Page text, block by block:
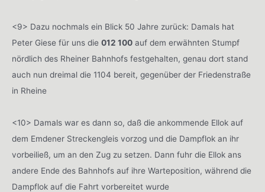
<9> Dazu nochmals ein Blick 50 Jahre zurück: Damals hat
Peter Giese für uns die 012 100 auf dem erwähnten Stumpf
nördlich des Rheiner Bahnhofs festgehalten, genau dort stand
auch nun dreimal die 1104 bereit, gegenüber der Friedenstraße
in Rheine
<10> Damals war es dann so, daß die ankommende Ellok auf
dem Emdener Streckengleis vorzog und die Dampflok an ihr
vorbeiließ, um an den Zug zu setzen. Dann fuhr die Ellok ans
andere Ende des Bahnhofs auf ihre Warteposition, während die
Dampflok auf die Fahrt vorbereitet wurde